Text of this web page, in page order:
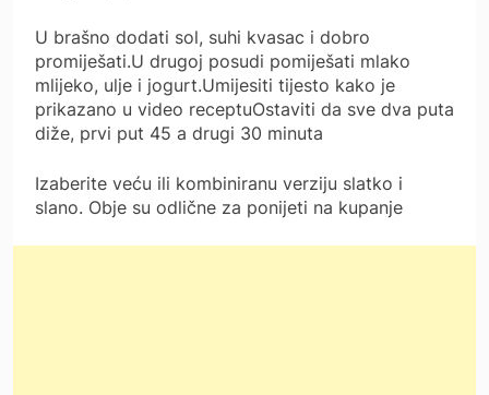
U brašno dodati sol, suhi kvasac i dobro
promiješati.U drugoj posudi pomiješati mlako
mlijeko, ulje i jogurt.Umijesiti tijesto kako je
prikazano u video receptuOstaviti da sve dva puta
diže, prvi put 45 a drugi 30 minuta
Izaberite veću ili kombiniranu verziju slatko i
slano. Obje su odlične za ponijeti na kupanje